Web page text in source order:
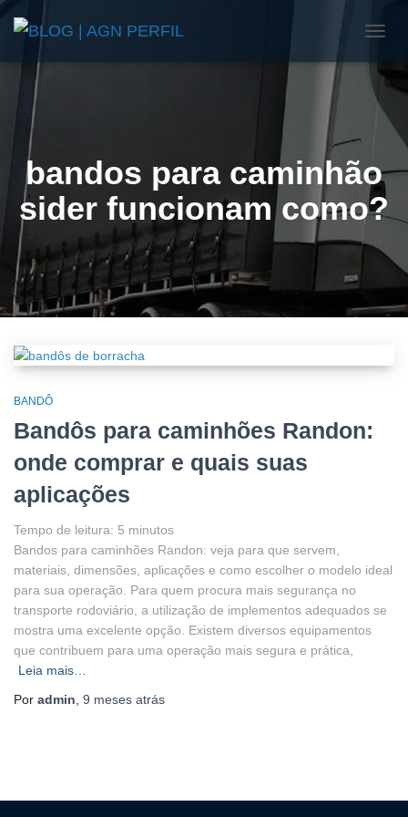
bandos para caminhão
sider funcionam como?
BANDÔ
Bandôs para caminhões Randon:
onde comprar e quais suas
aplicações
Tempo de leitura: 5 minutos
Bandos para caminhões Randon: veja para que servem,
materiais, dimensões, aplicações e como escolher o modelo ideal
para sua operação. Para quem procura mais segurança no
transporte rodoviário, a utilização de implementos adequados se
mostra uma excelente opção. Existem diversos equipamentos
que contribuem para uma operação mais segura e prática,
Leia mais…
Por admin, 9 meses atrás